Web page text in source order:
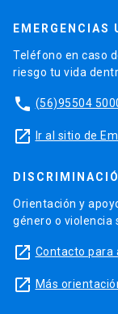
EMERGENCIAS
Teléfono en caso
riesgo tu vida
phone (56)95504
launch Ir al sitio de
Orientación y
género o violencia
launch Contacto para
launch Más